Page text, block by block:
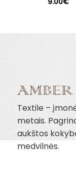
Textile –
metais.
aukštos
medvilnės.